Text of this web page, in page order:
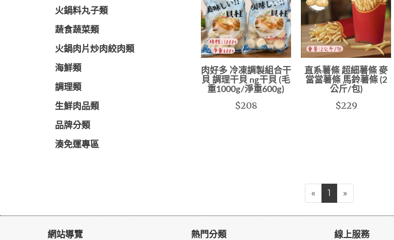
火鍋料丸子類
蔬食蔬菜類
火鍋肉片炒肉絞肉類
海鮮類
調理類
生鮮肉品類
品牌分類
湊免運專區
肉好多 冷凍調製組合干
貝 調理干貝 ng干貝 (毛
重1000g/淨重600g)
$208
直系薯條 超細薯條 麥
當當薯條 馬鈴薯條 (2
公斤/包)
$229
« 1 »
網站導覽 熱門分類 線上服務